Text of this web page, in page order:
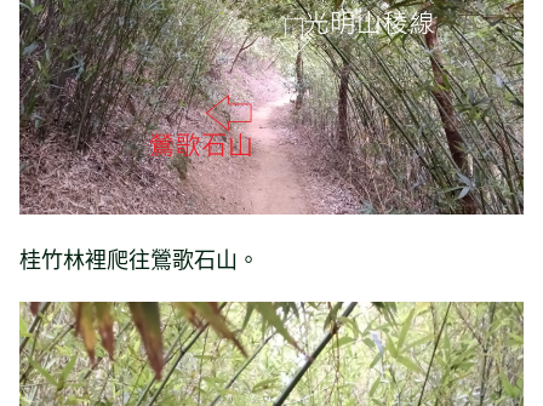
桂竹林裡爬往鶯歌石山。